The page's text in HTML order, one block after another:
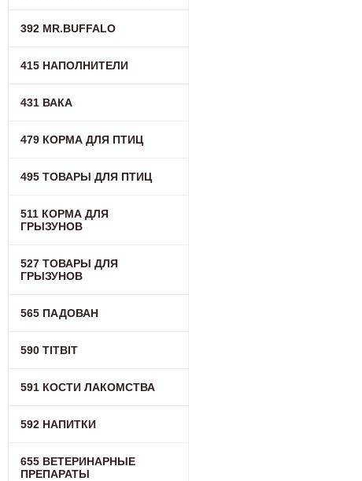
392 MR.BUFFALO
415 НАПОЛНИТЕЛИ
431 ВАКА
479 КОРМА ДЛЯ ПТИЦ
495 ТОВАРЫ ДЛЯ ПТИЦ
511 КОРМА ДЛЯ
ГРЫЗУНОВ
527 ТОВАРЫ ДЛЯ
ГРЫЗУНОВ
565 ПАДОВАН
590 TITBIT
591 КОСТИ ЛАКОМСТВА
592 НАПИТКИ
655 ВЕТЕРИНАРНЫЕ
ПРЕПАРАТЫ